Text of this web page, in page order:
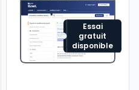
Essai
gratuit
disponible